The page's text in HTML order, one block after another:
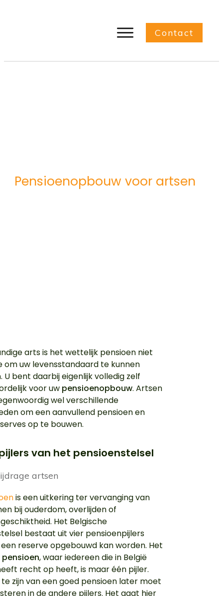
Contact
Pensioenopbouw voor artsen
arts is het wettelijk pensioen niet
om uw levensstandaard te kunnen
U bent daarbij eigenlijk volledig zelf
voor uw pensioenopbouw. Artsen
wel verschillende
om een aanvullend pensioen en
op te bouwen.
van het pensioenstelsel
is een uitkering ter vervanging van
bij ouderdom, overlijden of
Het Belgische
bestaat uit vier pensioenpijlers
reserve opgebouwd kan worden. Het
, waar iedereen die in België
recht op heeft, is maar één pijler.
zijn van een goed pensioen later moet
in de andere pijlers. Het gaat hier